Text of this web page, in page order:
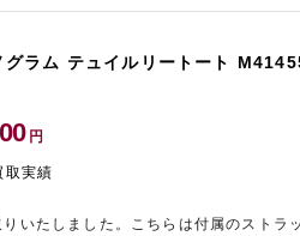
グラム テュイルリートート
円
実績
いたしました。こちらは付属のストラ